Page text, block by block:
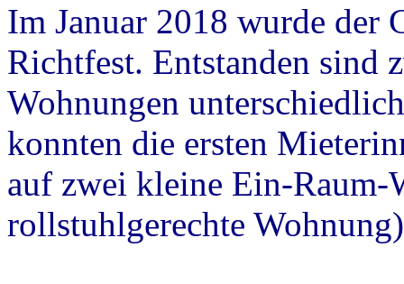
Im Januar 2018 wurde der
Richtfest. Entstanden sind
Wohnungen
konnten die ersten
auf zwei kleine Ein-Raum-
rollstuhlgerechte